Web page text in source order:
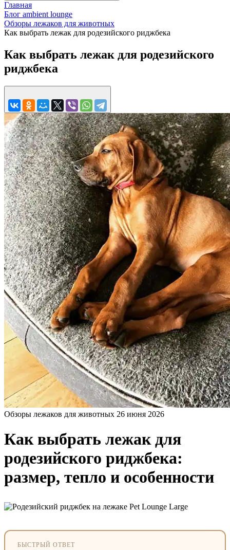
Главная
Блог ambient lounge
Обзоры лежаков для животных
Как выбрать лежак для родезийского риджбека
Как выбрать лежак для родезийского
риджбека
Обзоры лежаков для животных 26 июня 2026
Как выбрать лежак для
родезийского риджбека:
размер, тепло и особенности
БЫСТРЫЙ ОТВЕТ